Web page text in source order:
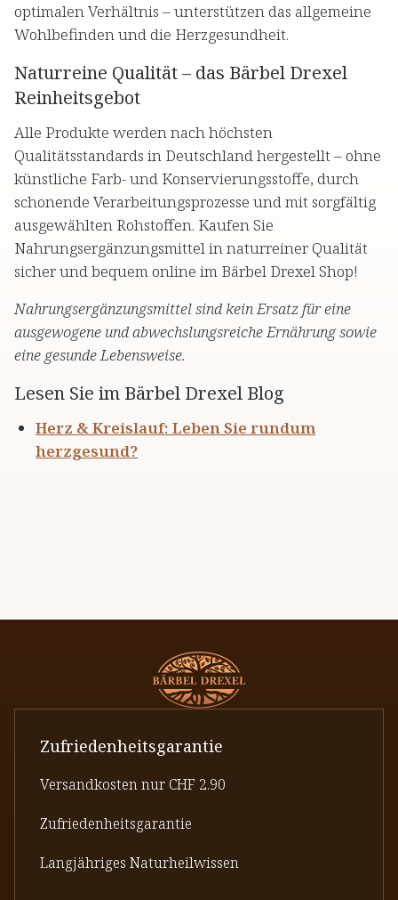
optimalen Verhältnis – unterstützen das allgemeine
Wohlbefinden und die Herzgesundheit.
Naturreine Qualität – das Bärbel Drexel
Reinheitsgebot
Alle Produkte werden nach höchsten
Qualitätsstandards in Deutschland hergestellt – ohne
künstliche Farb- und Konservierungsstoffe, durch
schonende Verarbeitungsprozesse und mit sorgfältig
ausgewählten Rohstoffen. Kaufen Sie
Nahrungsergänzungsmittel in naturreiner Qualität
sicher und bequem online im Bärbel Drexel Shop!
Nahrungsergänzungsmittel sind kein Ersatz für eine
ausgewogene und abwechslungsreiche Ernährung sowie
eine gesunde Lebensweise.
Lesen Sie im Bärbel Drexel Blog
Herz & Kreislauf: Leben Sie rundum
herzgesund?
Zufriedenheitsgarantie
Versandkosten nur CHF 2.90
Zufriedenheitsgarantie
Langjähriges Naturheilwissen